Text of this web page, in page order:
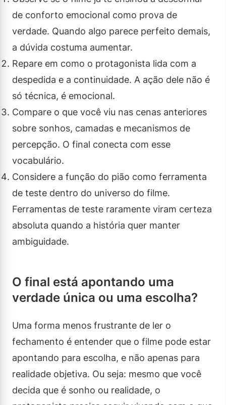
de conforto emocional como prova de
verdade. Quando algo parece perfeito demais,
a dúvida costuma aumentar.
Repare em como o protagonista lida com a
despedida e a continuidade. A ação dele não é
só técnica, é emocional.
Compare o que você viu nas cenas anteriores
sobre sonhos, camadas e mecanismos de
percepção. O final conecta com esse
vocabulário.
Considere a função do pião como ferramenta
de teste dentro do universo do filme.
Ferramentas de teste raramente viram certeza
absoluta quando a história quer manter
ambiguidade.
O final está apontando uma
verdade única ou uma escolha?
Uma forma menos frustrante de ler o
fechamento é entender que o filme pode estar
apontando para escolha, e não apenas para
realidade objetiva. Ou seja: mesmo que você
decida que é sonho ou realidade, o